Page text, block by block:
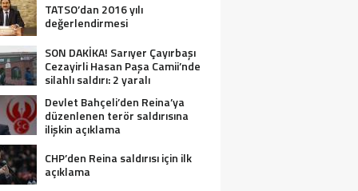
TATSO’dan 2016 yılı
değerlendirmesi
SON DAKİKA! Sarıyer Çayırbaşı
Cezayirli Hasan Paşa Camii’nde
silahlı saldırı: 2 yaralı
Devlet Bahçeli’den Reina’ya
düzenlenen terör saldırısına
ilişkin açıklama
CHP’den Reina saldırısı için ilk
açıklama